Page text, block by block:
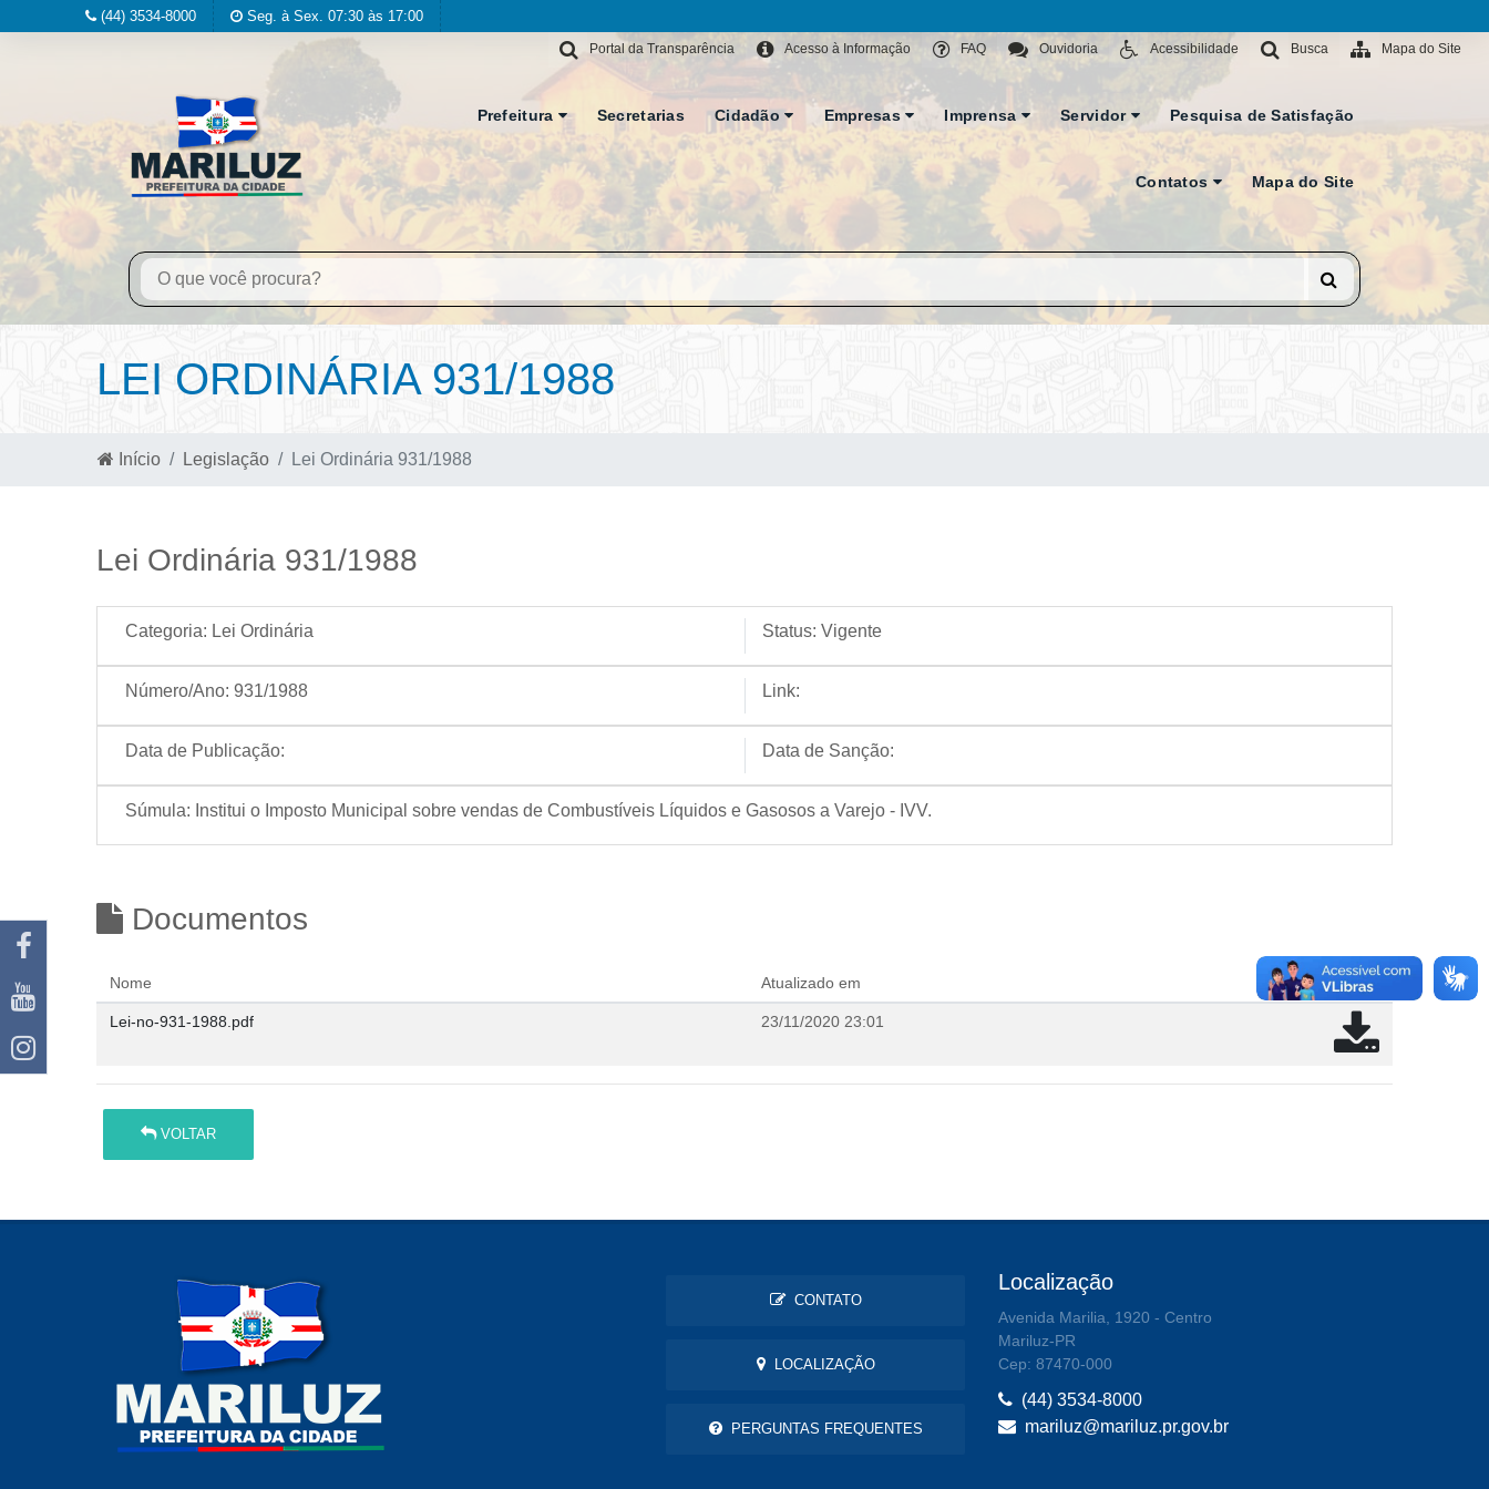
(44) 3534-8000 Seg. à Sex. 07:30 às 17:00
Mapa do Site
Busca
Acessibilidade
Ouvidoria
FAQ
Acesso à Informação
Portal da Transparência
Prefeitura Secretarias Cidadão Empresas Imprensa Servidor Pesquisa de Satisfação
Contatos Mapa do Site
LEI ORDINÁRIA 931/1988
Início Legislação Lei Ordinária 931/1988
Lei Ordinária 931/1988
Categoria: Lei Ordinária Status: Vigente
Número/Ano: 931/1988 Link:
Data de Publicação: Data de Sanção:
Súmula: Institui o Imposto Municipal sobre vendas de Combustíveis Líquidos e Gasosos a Varejo - IVV.
Documentos
Nome Atualizado em
Lei-no-931-1988.pdf 23/11/2020 23:01
VOLTAR
CONTATO
LOCALIZAÇÃO
PERGUNTAS FREQUENTES
Localização
Avenida Marilia, 1920 - Centro
Mariluz-PR
Cep: 87470-000
(44) 3534-8000
mariluz@mariluz.pr.gov.br